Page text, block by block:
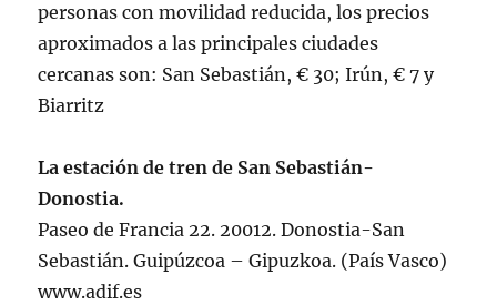
personas con movilidad reducida, los precios
aproximados a las principales ciudades
cercanas son: San Sebastián, € 30; Irún, € 7 y
Biarritz
La estación de tren de San Sebastián-
Donostia.
Paseo de Francia 22. 20012. Donostia-San
Sebastián. Guipúzcoa – Gipuzkoa. (País Vasco)
www.adif.es